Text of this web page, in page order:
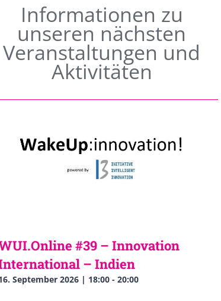
Informationen zu
unseren nächsten
Veranstaltungen und
Aktivitäten
#39 – Innovation
– Indien
September 2026 | 18:00- 20:00